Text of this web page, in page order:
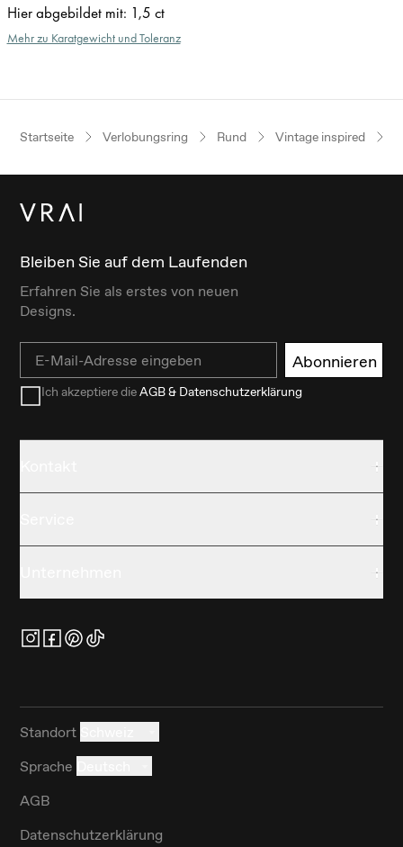
Hier abgebildet mit: 1,5 ct
Mehr zu Karatgewicht und Toleranz
Startseite Verlobungsring Rund Vintage inspired
Bleiben Sie auf dem Laufenden
Erfahren Sie als erstes von neuen
Designs.
Email Abonnieren
Ich akzeptiere dieAGB & Datenschutzerklärung
Standort
Sprache
AGB
Datenschutzerklärung